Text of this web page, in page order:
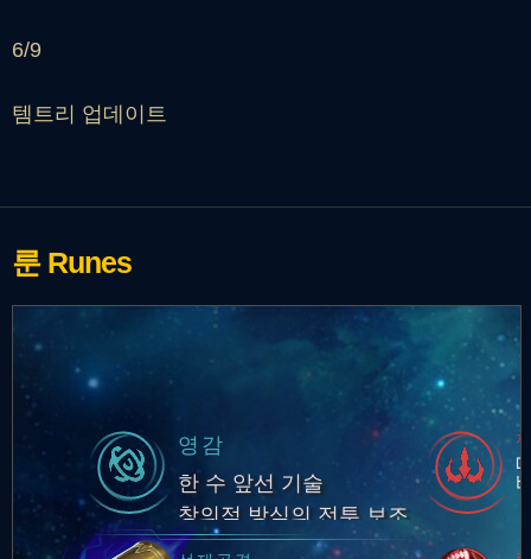
6/9
템트리 업데이트
룬 Runes
영감
한 수 앞선 기술
창의적 방식의 전투 보조